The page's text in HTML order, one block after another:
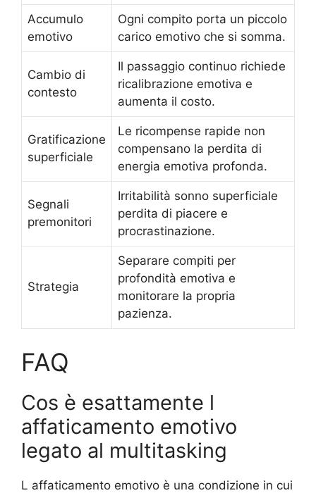
Accumulo
emotivo
Ogni compito porta un piccolo
carico emotivo che si somma.
Cambio di
contesto
Il passaggio continuo richiede
ricalibrazione emotiva e
aumenta il costo.
Gratificazione
superficiale
Le ricompense rapide non
compensano la perdita di
energia emotiva profonda.
Segnali
premonitori
Irritabilità sonno superficiale
perdita di piacere e
procrastinazione.
Strategia
Separare compiti per
profondità emotiva e
monitorare la propria
pazienza.
FAQ
Cos è esattamente l
affaticamento emotivo
legato al multitasking
L affaticamento emotivo è una condizione in cui